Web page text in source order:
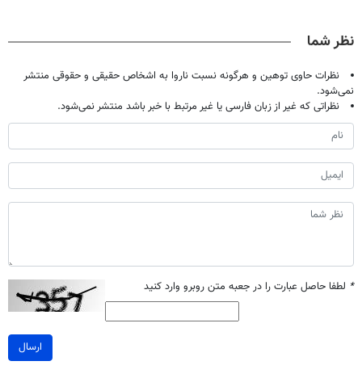
نظر شما
نظرات حاوی توهین و هرگونه نسبت ناروا به اشخاص حقیقی و حقوقی منتشر
نمی‌شود.
نظراتی که غیر از زبان فارسی یا غیر مرتبط با خبر باشد منتشر نمی‌شود.
* لطفا حاصل عبارت را در جعبه متن روبرو وارد کنید
ارسال